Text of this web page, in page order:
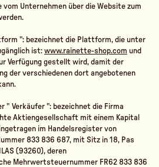
vom Unternehmen über die Website zum
": bezeichnet die Plattform, die unter
ist: www.rainette-shop.com und
Verfügung gestellt wird, damit der
der verschiedenen dort angebotenen
" Verkäufer ": bezeichnet die Firma
Aktiengesellschaft mit einem Kapital
im Handelsregister von
833 836 687, mit Sitz in 18, Pas
(93260), deren
Mehrwertsteuernummer FR62 833 836